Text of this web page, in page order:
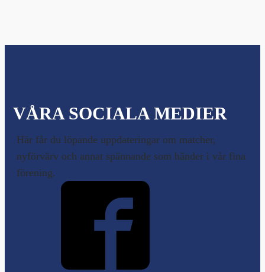
VÅRA SOCIALA MEDIER
Här får du löpande uppdateringar om matcher,
nyförvärv och annat spännande som händer i vår fina
förening.